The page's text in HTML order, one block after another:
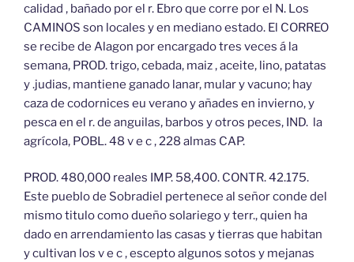
calidad , bañado por el r. Ebro que corre por el N. Los
CAMINOS son locales y en mediano estado. El CORREO
se recibe de Alagon por encargado tres veces á la
semana, PROD. trigo, cebada, maiz , aceite, lino, patatas
y .judias, mantiene ganado lanar, mular y vacuno; hay
caza de codornices eu verano y añades en invierno, y
pesca en el r. de anguilas, barbos y otros peces, IND. la
agrícola, POBL. 48 v e c , 228 almas CAP.
PROD. 480,000 reales IMP. 58,400. CONTR. 42.175.
Este pueblo de Sobradiel pertenece al señor conde del
mismo titulo como dueño solariego y terr., quien ha
dado en arrendamiento las casas y tierras que habitan
y cultivan los v e c , escepto algunos sotos y mejanas